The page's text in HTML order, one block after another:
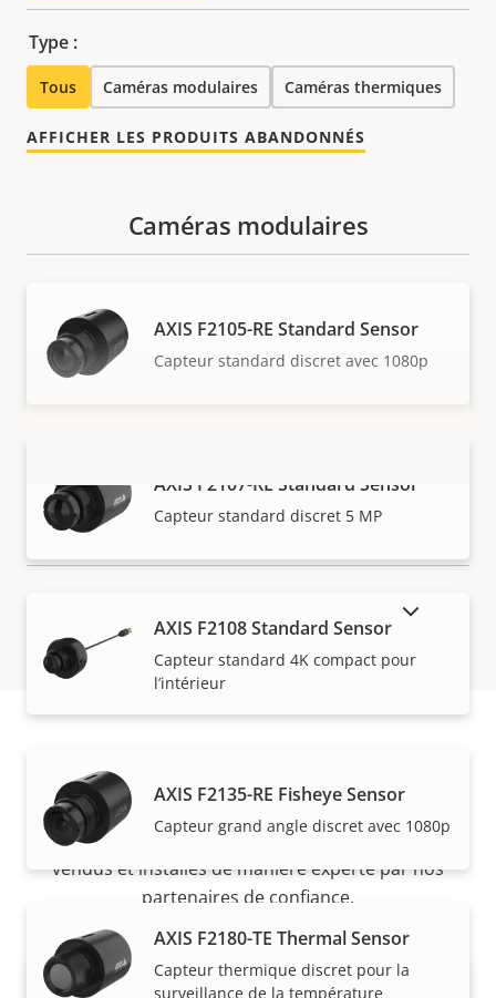
Type :
Tous Caméras modulaires Caméras thermiques
AFFICHER LES PRODUITS ABANDONNÉS
VOIR PLUS
Caméras modulaires
AXIS F2105-RE Standard Sensor
Capteur standard discret avec 1080p
AXIS F2107-RE Standard Sensor
Capteur standard discret 5 MP
AXIS F2108 Standard Sensor
Capteur standard 4K compact pour
l’intérieur
AXIS F2135-RE Fisheye Sensor
Capteur grand angle discret avec 1080p
AXIS F2180-TE Thermal Sensor
Capteur thermique discret pour la
surveillance de la température
Acheter
Les solutions Axis et les produits individuels sont
vendus et installés de manière experte par nos
partenaires de confiance.